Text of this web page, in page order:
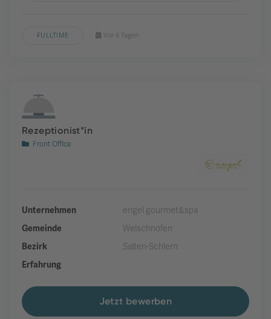
FULLTIME Vor 6 Tagen
Rezeptionist*in
Front Office
Unternehmen
engel gourmet&spa
Gemeinde
Welschnofen
Bezirk
Salten-Schlern
Erfahrung
Jetzt bewerben